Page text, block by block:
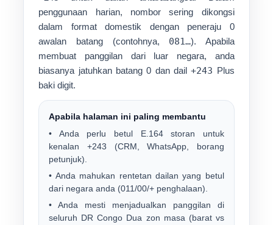
penggunaan harian, nombor sering dikongsi
dalam format domestik dengan peneraju 0
awalan batang (contohnya, 081…). Apabila
membuat panggilan dari luar negara, anda
biasanya jatuhkan batang 0 dan dail+243 Plus
baki digit.
Apabila halaman ini paling membantu
• Anda perlu betul E.164storan untuk
kenalan +243 (CRM, WhatsApp, borang
petunjuk).
• Anda mahukan rentetan dailan yang betul
dari negara anda (011/00/+ penghalaan).
• Anda mesti menjadualkan panggilan di
seluruh DR Congo Dua zon masa (barat vs